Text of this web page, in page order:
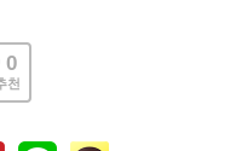
0
천